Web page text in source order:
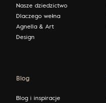
Nasze dziedzictwo
Dlaczego wełna
Agnella & Art
Design
Blog
Blog i inspiracje